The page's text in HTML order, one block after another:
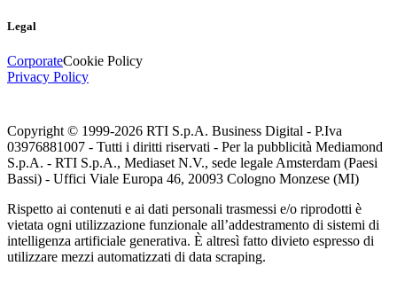
Legal
CorporateCookie Policy
Privacy Policy
Copyright © 1999-2026 RTI S.p.A. Business Digital - P.Iva
03976881007 - Tutti i diritti riservati - Per la pubblicità Mediamond
S.p.A. - RTI S.p.A., Mediaset N.V., sede legale Amsterdam (Paesi
Bassi) - Uffici Viale Europa 46, 20093 Cologno Monzese (MI)
Rispetto ai contenuti e ai dati personali trasmessi e/o riprodotti è
vietata ogni utilizzazione funzionale all’addestramento di sistemi di
intelligenza artificiale generativa. È altresì fatto divieto espresso di
utilizzare mezzi automatizzati di data scraping.